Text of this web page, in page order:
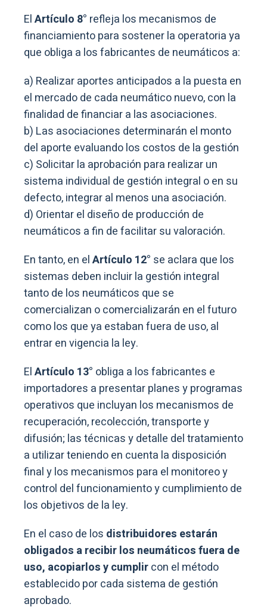
ElArtículo 8° refleja los mecanismos de
financiamiento para sostener la operatoria ya
que obliga a los fabricantes de neumáticos a:
a) Realizar aportes anticipados a la puesta en
el mercado de cada neumático nuevo, con la
finalidad de financiar a las asociaciones.
b) Las asociaciones determinarán el monto
del aporte evaluando los costos de la gestión
c) Solicitar la aprobación para realizar un
sistema individual de gestión integral o en su
defecto, integrar al menos una asociación.
d) Orientar el diseño de producción de
neumáticos a fin de facilitar su valoración.
En tanto, en elArtículo 12° se aclara que los
sistemas deben incluir la gestión integral
tanto de los neumáticos que se
comercializan o comercializarán en el futuro
como los que ya estaban fuera de uso, al
entrar en vigencia la ley.
ElArtículo 13° obliga a los fabricantes e
importadores a presentar planes y programas
operativos que incluyan los mecanismos de
recuperación, recolección, transporte y
difusión; las técnicas y detalle del tratamiento
a utilizar teniendo en cuenta la disposición
final y los mecanismos para el monitoreo y
control del funcionamiento y cumplimiento de
los objetivos de la ley.
En el caso de los distribuidores estarán
obligados a recibir los neumáticos fuera de
uso, acopiarlos y cumplircon el método
establecido por cada sistema de gestión
aprobado.